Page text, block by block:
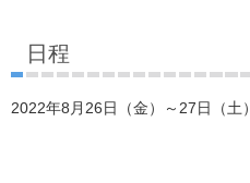
日程
2022年8月26日（金）～27日（土）